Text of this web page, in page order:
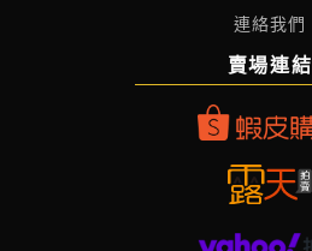
連絡我們
賣場連結